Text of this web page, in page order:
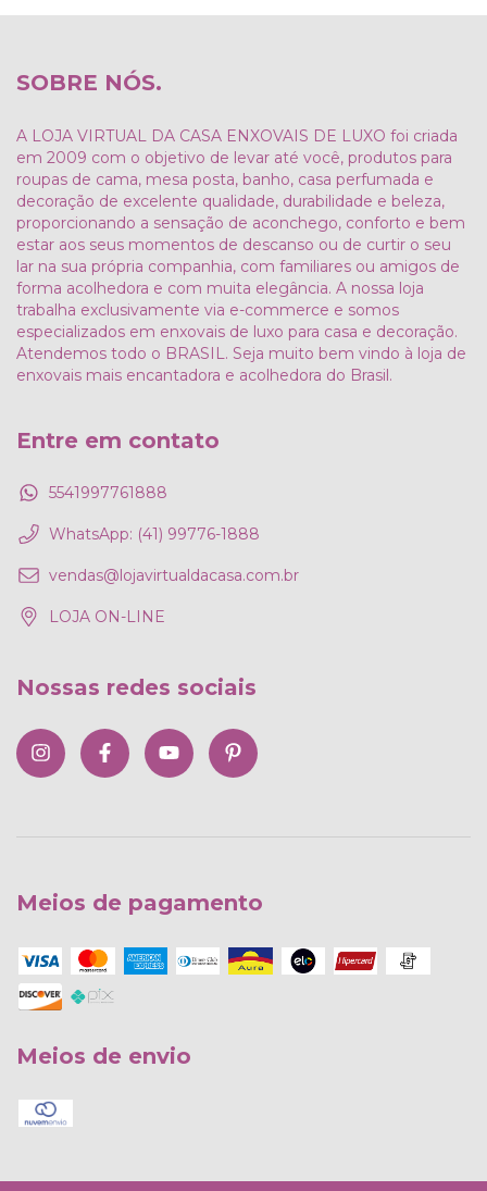
SOBRE NÓS.
A LOJA VIRTUAL DA CASA ENXOVAIS DE LUXO foi criada
em 2009 com o objetivo de levar até você, produtos para
roupas de cama, mesa posta, banho, casa perfumada e
decoração de excelente qualidade, durabilidade e beleza,
proporcionando a sensação de aconchego, conforto e bem
estar aos seus momentos de descanso ou de curtir o seu
lar na sua própria companhia, com familiares ou amigos de
forma acolhedora e com muita elegância. A nossa loja
trabalha exclusivamente via e-commerce e somos
especializados em enxovais de luxo para casa e decoração.
Atendemos todo o BRASIL. Seja muito bem vindo à loja de
enxovais mais encantadora e acolhedora do Brasil.
Entre em contato
5541997761888
WhatsApp: (41) 99776-1888
vendas@lojavirtualdacasa.com.br
LOJA ON-LINE
Nossas redes sociais
Meios de pagamento
Meios de envio